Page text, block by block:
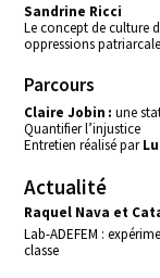
Sandrine Ricci
Le concept de culture
oppressions
Parcours
Claire Jobin : une
Quantifier l’injustice
Entretien réalisé par
Actualité
Raquel Nava et
Lab-ADEFEM :
classe